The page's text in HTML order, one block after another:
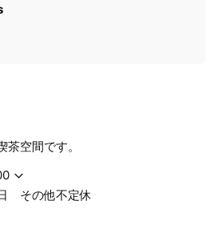
空間です。
その他不定休